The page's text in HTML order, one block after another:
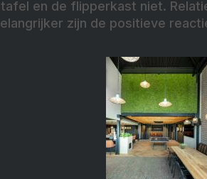
en de flipperkast niet.
zijn de positieve